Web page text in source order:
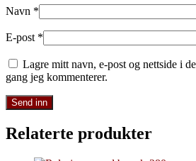
Navn *
E-post *
Lagre mitt navn, e-post og nettside i
gang jeg kommenterer.
Relaterte produkter